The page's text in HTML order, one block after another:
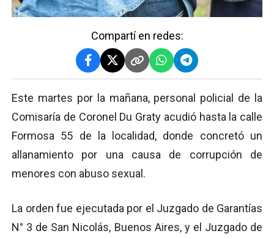
Compartí en redes:
Este martes por la mañana, personal policial de la
Comisaría de Coronel Du Graty acudió hasta la calle
Formosa 55 de la localidad, donde concretó un
allanamiento por una causa de corrupción de
menores con abuso sexual.
La orden fue ejecutada por el Juzgado de Garantías
N° 3 de San Nicolás, Buenos Aires, y el Juzgado de